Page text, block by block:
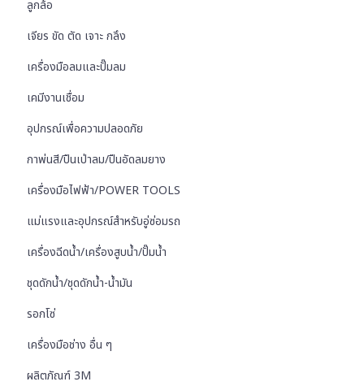
ลูกล้อ
เจียร ขัด ตัด เจาะ กลึง
เครื่องมือลมและปั๊มลม
เคมีงานเชื่อม
อุปกรณ์เพื่อความปลอดภัย
กาพ่นสี/ปืนเป่าลม/ปืนอัดลมยาง
เครื่องมือไฟฟ้า/POWER TOOLS
แม่แรงและอุปกรณ์สำหรับอู่ซ่อมรถ
เครื่องฉีดน้ำ/เครื่องสูบน้ำ/ปั๊มน้ำ
ชุดดักน้ำ/ชุดดักน้ำ-น้ำมัน
รอกโซ่
เครื่องมือช่าง อื่น ๆ
ผลิตภัณฑ์ 3M